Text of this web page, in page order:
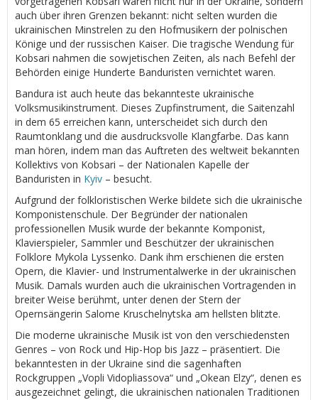
auch über ihren Grenzen bekannt: nicht selten wurden die
ukrainischen Minstrelen zu den Hofmusikern der polnischen
Könige und der russischen Kaiser. Die tragische Wendung für
Kobsari nahmen die sowjetischen Zeiten, als nach Befehl der
Behörden einige Hunderte Banduristen vernichtet waren.
Bandura ist auch heute das bekannteste ukrainische
Volksmusikinstrument. Dieses Zupfinstrument, die Saitenzahl
in dem 65 erreichen kann, unterscheidet sich durch den
Raumtonklang und die ausdrucksvolle Klangfarbe. Das kann
man hören, indem man das Auftreten des weltweit bekannten
Kollektivs von Kobsari – der Nationalen Kapelle der
Banduristen in Kyiv – besucht.
Aufgrund der folkloristischen Werke bildete sich die ukrainische
Komponistenschule. Der Begründer der nationalen
professionellen Musik wurde der bekannte Komponist,
Klavierspieler, Sammler und Beschützer der ukrainischen
Folklore Mykola Lyssenko. Dank ihm erschienen die ersten
Opern, die Klavier- und Instrumentalwerke in der ukrainischen
Musik. Damals wurden auch die ukrainischen Vortragenden in
breiter Weise berühmt, unter denen der Stern der
Opernsängerin Salome Kruschelnytska am hellsten blitzte.
Die moderne ukrainische Musik ist von den verschiedensten
Genres – von Rock und Hip-Hop bis Jazz – präsentiert. Die
bekanntesten in der Ukraine sind die sagenhaften
Rockgruppen „Vopli Vidopliassova“ und „Okean Elzy“, denen es
ausgezeichnet gelingt, die ukrainischen nationalen Traditionen